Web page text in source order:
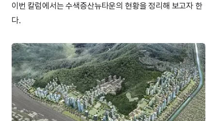
이번 칼럼에서는 수색증산뉴타운의 현황을 정리해 보고자 한
다.